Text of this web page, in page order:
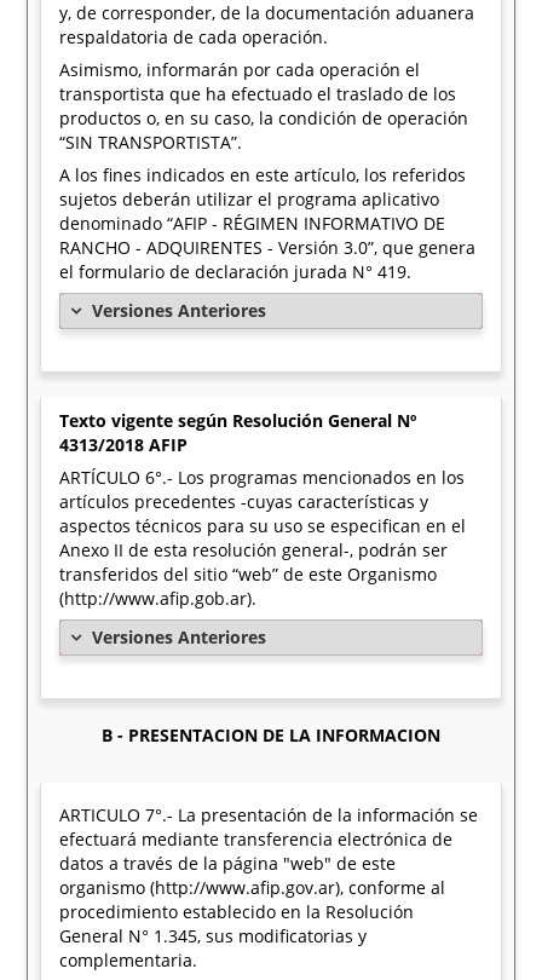
y, de corresponder, de la documentación aduanera
respaldatoria de cada operación.
Asimismo, informarán por cada operación el
transportista que ha efectuado el traslado de los
productos o, en su caso, la condición de operación
“SIN TRANSPORTISTA”.
A los fines indicados en este artículo, los referidos
sujetos deberán utilizar el programa aplicativo
denominado “AFIP - RÉGIMEN INFORMATIVO DE
RANCHO - ADQUIRENTES - Versión 3.0”, que genera
el formulario de declaración jurada N° 419.
Versiones Anteriores
Texto vigente según Resolución General Nº
4313/2018 AFIP
ARTÍCULO 6°.- Los programas mencionados en los
artículos precedentes -cuyas características y
aspectos técnicos para su uso se especifican en el
Anexo II de esta resolución general-, podrán ser
transferidos del sitio “web” de este Organismo
(http://www.afip.gob.ar).
Versiones Anteriores
B - PRESENTACION DE LA INFORMACION
ARTICULO 7°.- La presentación de la información se
efectuará mediante transferencia electrónica de
datos a través de la página "web" de este
organismo (http://www.afip.gov.ar), conforme al
procedimiento establecido en la Resolución
General N° 1.345, sus modificatorias y
complementaria.